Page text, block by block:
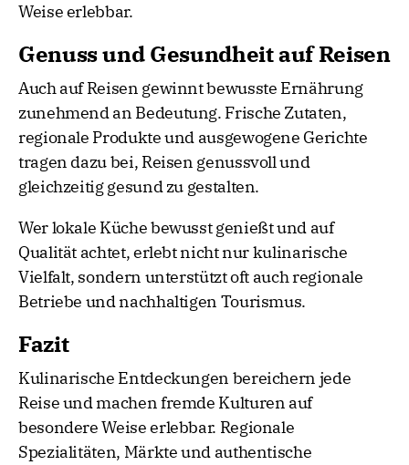
Weise erlebbar.
Genuss und Gesundheit auf Reisen
Auch auf Reisen gewinnt bewusste Ernährung
zunehmend an Bedeutung. Frische Zutaten,
regionale Produkte und ausgewogene Gerichte
tragen dazu bei, Reisen genussvoll und
gleichzeitig gesund zu gestalten.
Wer lokale Küche bewusst genießt und auf
Qualität achtet, erlebt nicht nur kulinarische
Vielfalt, sondern unterstützt oft auch regionale
Betriebe und nachhaltigen Tourismus.
Fazit
Kulinarische Entdeckungen bereichern jede
Reise und machen fremde Kulturen auf
besondere Weise erlebbar. Regionale
Spezialitäten, Märkte und authentische